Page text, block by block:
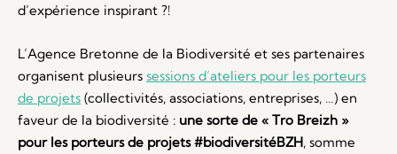
d’expérience inspirant ?!
L’Agence Bretonne de la Biodiversité et ses partenaires
organisent plusieurs sessions d’ateliers pour les porteurs
de projets (collectivités, associations, entreprises, …) en
faveur de la biodiversité : une sorte de « Tro Breizh »
pour les porteurs de projets #biodiversitéBZH, somme